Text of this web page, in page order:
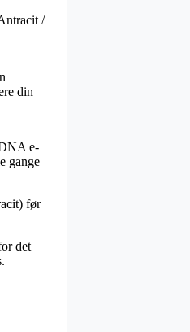
/
din
e-
gange
før
det